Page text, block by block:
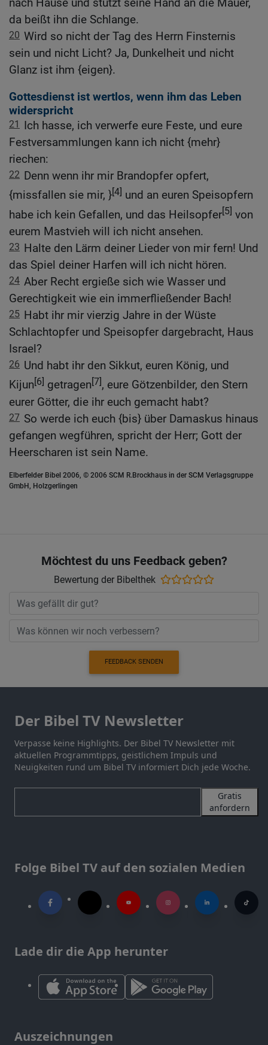
nach Hause und stützt seine Hand an die Mauer,
da beißt ihn die Schlange.
20 Wird so nicht der Tag des Herrn Finsternis
sein und nicht Licht? Ja, Dunkelheit und nicht
Glanz ist ihm {eigen}.
Gottesdienst ist wertlos, wenn ihm das Leben
widerspricht
21
Ich hasse, ich verwerfe eure Feste, und eure
Festversammlungen kann ich nicht {mehr}
riechen:
22 Denn wenn ihr mir Brandopfer opfert,
{missfallen sie mir, }[4] und an euren Speisopfern
habe ich kein Gefallen, und das Heilsopfer[5] von
eurem Mastvieh will ich nicht ansehen.
23 Halte den Lärm deiner Lieder von mir fern! Und
das Spiel deiner Harfen will ich nicht hören.
24 Aber Recht ergieße sich wie Wasser und
Gerechtigkeit wie ein immerfließender Bach!
25 Habt ihr mir vierzig Jahre in der Wüste
Schlachtopfer und Speisopfer dargebracht, Haus
Israel?
26 Und habt ihr den Sikkut, euren König, und
Kijun[6] getragen[7], eure Götzenbilder, den Stern
eurer Götter, die ihr euch gemacht habt?
27 So werde ich euch {bis} über Damaskus hinaus
gefangen wegführen, spricht der Herr; Gott der
Heerscharen ist sein Name.
Elberfelder Bibel 2006, © 2006 SCM R.Brockhaus in der SCM Verlagsgruppe
GmbH, Holzgerlingen
Möchtest du uns Feedback geben?
Bewertung der Bibelthek
FEEDBACK SENDEN
Der Bibel TV Newsletter
Verpasse keine Highlights. Der Bibel TV Newsletter mit
aktuellen Programmtipps, geistlichem Impuls und
Neuigkeiten rund um Bibel TV informiert Dich jede Woche.
Gratis
anfordern
Folge Bibel TV auf den sozialen Medien
Lade dir die App herunter
Auszeichnungen